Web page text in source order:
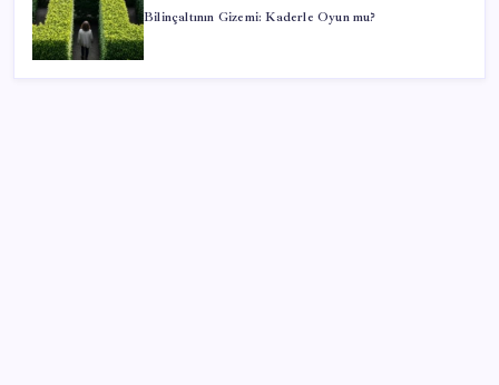
Bilinçaltının Gizemi: Kaderle Oyun mu?